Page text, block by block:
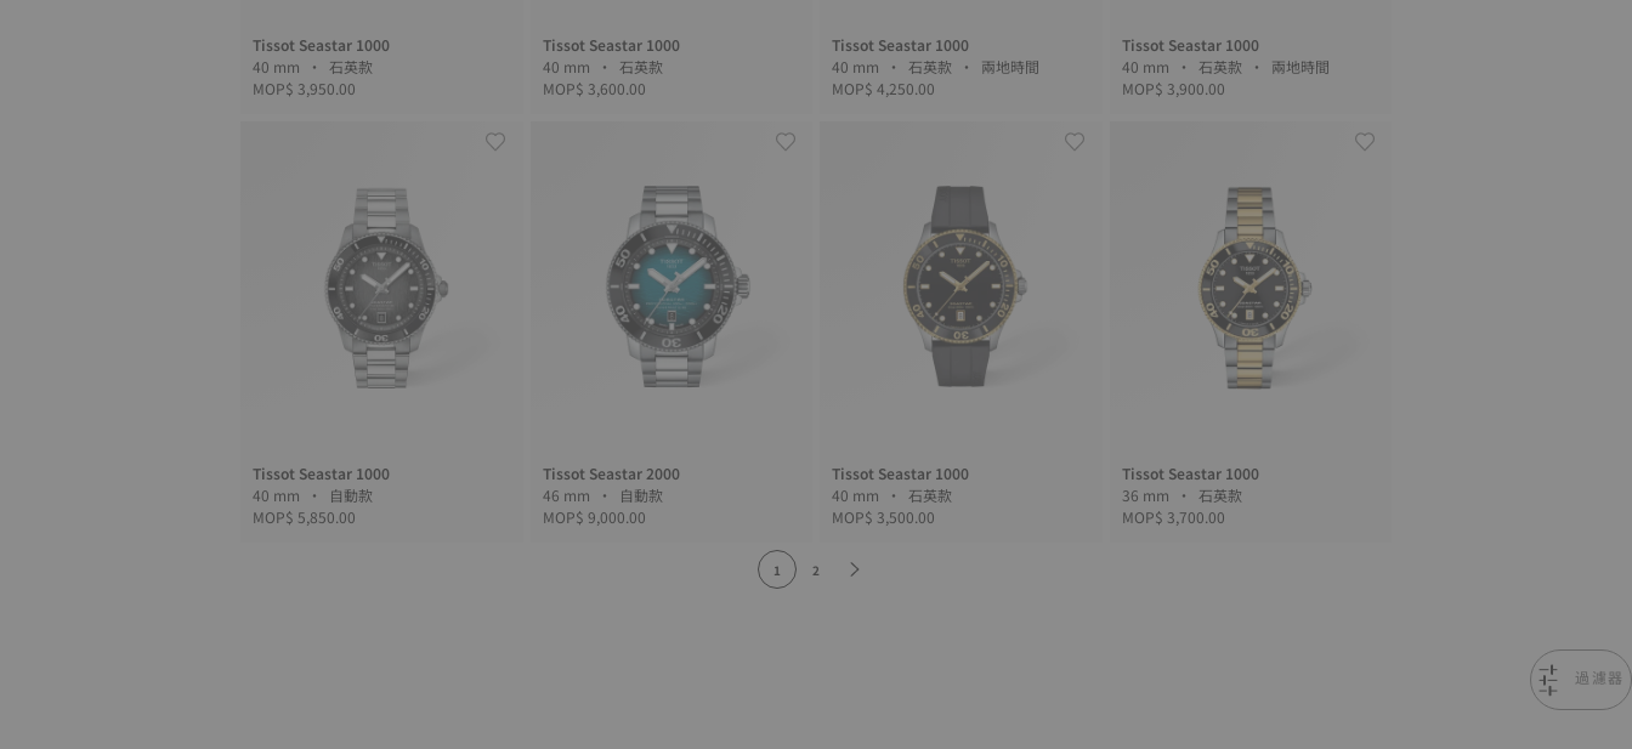
Tissot Seastar 1000
40 mm • 石英款
MOP$ 3,950.00
Tissot Seastar 1000
40 mm • 石英款
MOP$ 3,600.00
Tissot Seastar 1000
40 mm • 石英款 • 兩地時間
MOP$ 4,250.00
Tissot Seastar 1000
40 mm • 石英款 • 兩地時間
MOP$ 3,900.00
Tissot Seastar 1000
40 mm • 自動款
MOP$ 5,850.00
Tissot Seastar 2000
46 mm • 自動款
MOP$ 9,000.00
Tissot Seastar 1000
40 mm • 石英款
MOP$ 3,500.00
Tissot Seastar 1000
36 mm • 石英款
MOP$ 3,700.00
1 2
過濾器